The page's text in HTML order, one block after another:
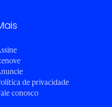
de privacidade
conosco